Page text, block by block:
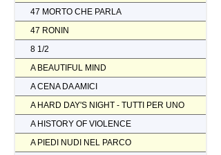
47 MORTO CHE PARLA
47 RONIN
8 1/2
A BEAUTIFUL MIND
A CENA DA AMICI
A HARD DAY'S NIGHT - TUTTI PER UNO
A HISTORY OF VIOLENCE
A PIEDI NUDI NEL PARCO